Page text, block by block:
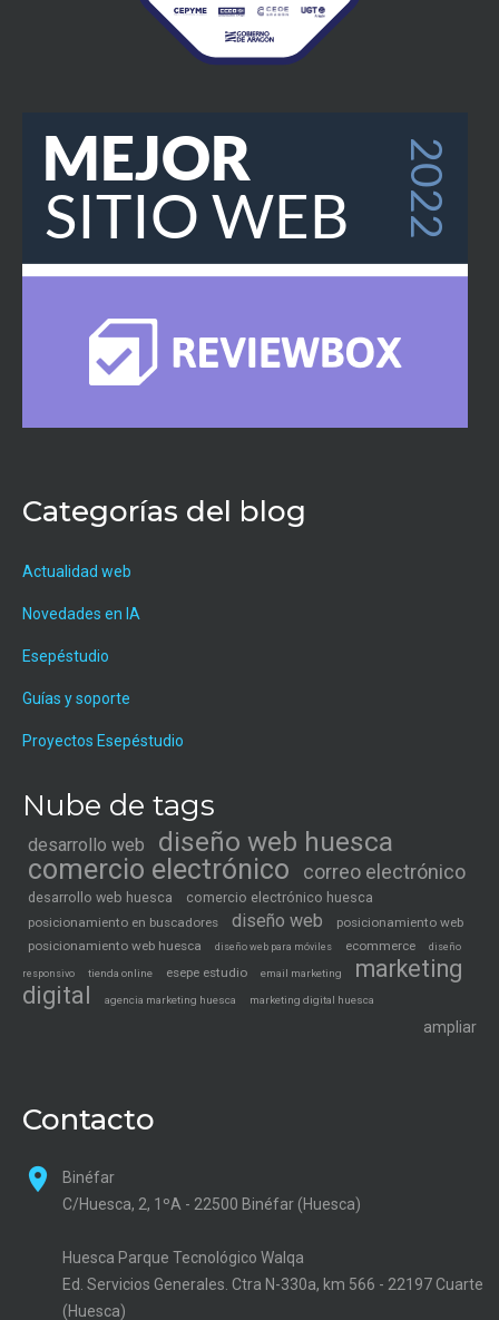
Categorías del blog
Actualidad web
Novedades en IA
Esepéstudio
Guías y soporte
Proyectos Esepéstudio
Nube de tags
desarrollo web
diseño web huesca
comercio electrónico
correo electrónico
desarrollo web huesca comercio electrónico huesca
posicionamiento en buscadores diseño web
posicionamiento web
posicionamiento web huesca
diseño web para móviles ecommerce diseño
responsivo tienda online esepe estudio email marketing
marketing
digital
agencia marketing huesca marketing digital huesca
ampliar
Contacto
Binéfar
C/Huesca, 2, 1ºA - 22500 Binéfar (Huesca)
Huesca Parque Tecnológico Walqa
Ed. Servicios Generales. Ctra N-330a, km 566 - 22197 Cuarte
(Huesca)